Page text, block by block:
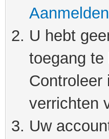
Aanmelden
U hebt
toegang
Controleer
verrichten
Uw